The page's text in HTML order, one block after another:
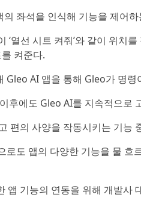
좌석을 인식해 기능을 제어
‘열선 시트 켜줘’와 같이 위치
켜준다.
Gleo AI 앱을 통해 Gleo가 명
후에도 Gleo AI를 지속적으로
편의 사양을 작동시키는 기능
로도 앱의 다양한 기능을 물
앱 기능의 연동을 위해 개발사